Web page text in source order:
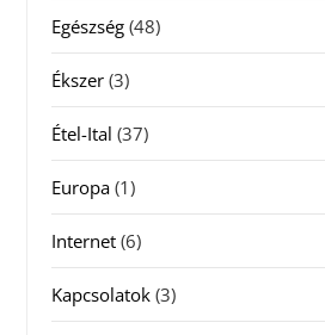
Egészség(48)
Ékszer(3)
Étel-Ital (37)
Europa(1)
Internet(6)
Kapcsolatok(3)